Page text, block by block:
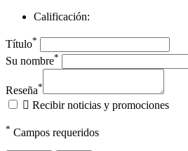
Calificación:
Título*
Su nombre*
Reseña*
 Recibir noticias y promociones
* Campos requeridos